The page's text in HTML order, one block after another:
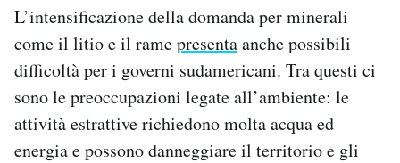
L’intensificazione della domanda per minerali
come il litio e il ramepresentaanche possibili
difficoltà per i governi sudamericani. Tra questi ci
sono le preoccupazioni legate all’ambiente: le
attività estrattive richiedono molta acqua ed
energia e possono danneggiare il territorio e gli